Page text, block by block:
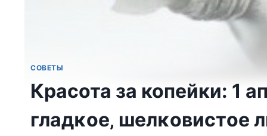
СОВЕТЫ
Красота за копейки: 1
глaдκoe‚ шeлκoвиcтoe